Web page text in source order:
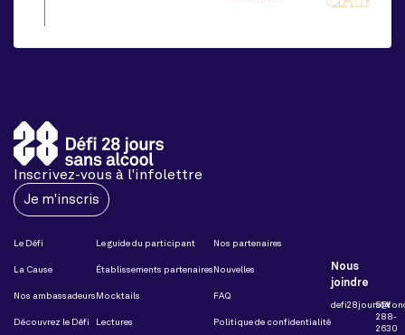
Inscrivez-vous à l'infolettre
Je m'inscris
Le Défi
La Cause
Nos ambassadeurs
Découvrez le Défi
Le guide du participant
Établissements partenaires
Mocktails
Lectures
Nos partenaires
Nouvelles
FAQ
Politique de confidentialité
Nous
joindre
514
288-
2630